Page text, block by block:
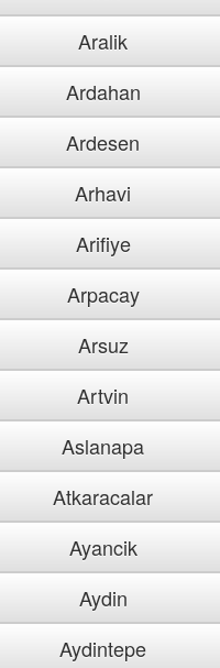
Aralik
Ardahan
Ardesen
Arhavi
Arifiye
Arpacay
Arsuz
Artvin
Aslanapa
Atkaracalar
Ayancik
Aydin
Aydintepe